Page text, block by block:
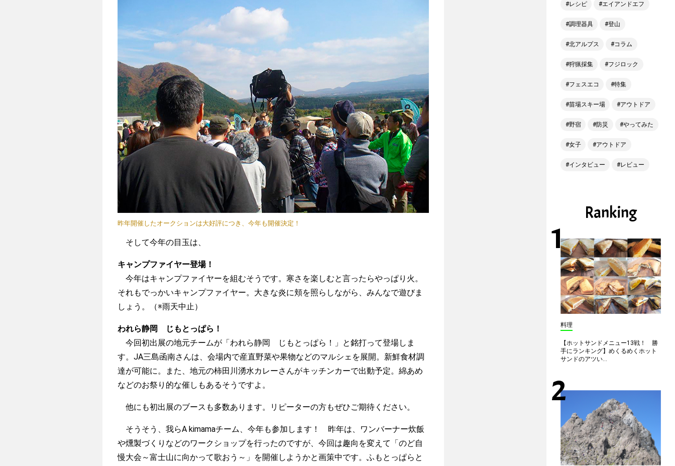
昨年開催したオークションは大好評につき、今年も開催決定！
そして今年の目玉は、
キャンプファイヤー登場！
今年はキャンプファイヤーを組むそうです。寒さを楽しむと言ったらやっぱり火。
それもでっかいキャンプファイヤー。大きな炎に頬を照らしながら、みんなで遊びま
しょう。（※雨天中止）
われら静岡 じもとっぱら！
今回初出展の地元チームが「われら静岡 じもとっぱら！」と銘打って登場しま
す。JA三島函南さんは、会場内で産直野菜や果物などのマルシェを展開。新鮮食材調
達が可能に。また、地元の柿田川湧水カレーさんがキッチンカーで出動予定。綿あめ
などのお祭り的な催しもあるそうですよ。
他にも初出展のブースも多数あります。リピーターの方もぜひご期待ください。
そうそう、我らA kimamaチーム、今年も参加します！ 昨年は、ワンバーナー炊飯
や燻製づくりなどのワークショップを行ったのですが、今回は趣向を変えて「のど自
慢大会～富士山に向かって歌おう～」を開催しようかと画策中です。ふもとっぱらと
レシピ エイアンドエフ
調理器具 登山
北アルプス コラム
狩猟採集 フジロック
フェスエコ 特集
苗場スキー場 アウトドア
野宿 防災 やってみた
女子 アウトドア
インタビュー レビュー
Ranking
料理
【ホットサンドメニュー13戦！ 勝
手にランキング】めくるめくホット
サンドのアツい...